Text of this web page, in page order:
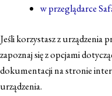
w przeglądarce
Jeśli korzystasz z
zapoznaj się z opcjami
dokumentacji na stronie
urządzenia.